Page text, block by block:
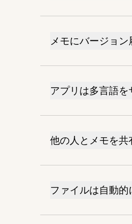
メモにバージョ
アプリは多言語を
他の人とメモを共
ファイルは自動的